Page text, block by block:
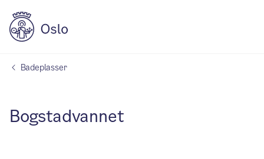
Badeplasser
Bogstadvannet